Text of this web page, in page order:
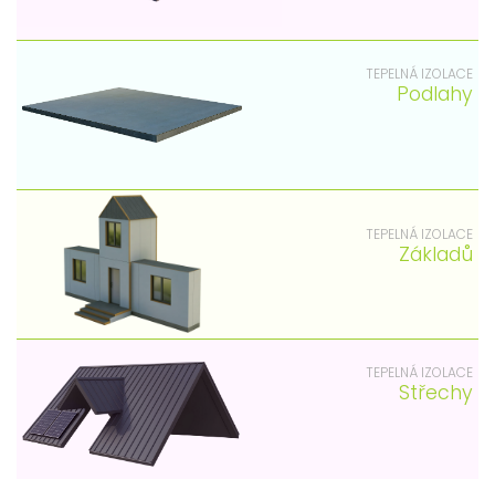
TEPELNÁ IZOLACE
Podlahy
TEPELNÁ IZOLACE
Základů
TEPELNÁ IZOLACE
Střechy